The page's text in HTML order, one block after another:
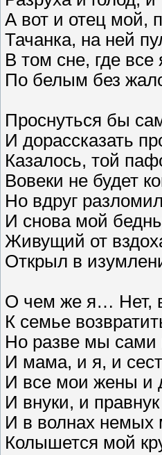
А вот и отец мой,
Тачанка, на ней
В том сне, где все
По белым без
Проснуться бы
И дорассказать
Казалось, той
Вовеки не будет
Но вдруг
И снова мой
Живущий от
Открыл в
О чем же я… Нет,
К семье
Но разве мы сами
И мама, и я, и
И все мои жены и
И внуки, и
И в волнах немых
Колышется мой